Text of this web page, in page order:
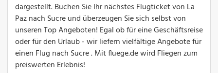
dargestellt. Buchen Sie Ihr nächstes Flugticket von La
Paz nach Sucre und überzeugen Sie sich selbst von
unseren Top Angeboten! Egal ob für eine Geschäftsreise
oder für den Urlaub - wir liefern vielfältige Angebote für
einen Flug nach Sucre . Mit fluege.de wird Fliegen zum
preiswerten Erlebnis!